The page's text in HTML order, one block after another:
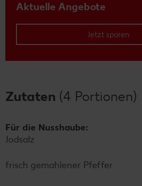
Aktuelle Angebote
Jetzt sparen
Zutaten (4 Portionen)
Für die Nusshaube:
Jodsalz
frisch gemahlener Pfeffer